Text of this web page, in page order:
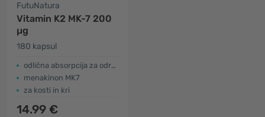
FutuNatura
Vitamin K2 MK-7 200
µg
180 kapsul
odlična absorpcija za odrasle
menakinon MK7
za kosti in kri
14.99 €